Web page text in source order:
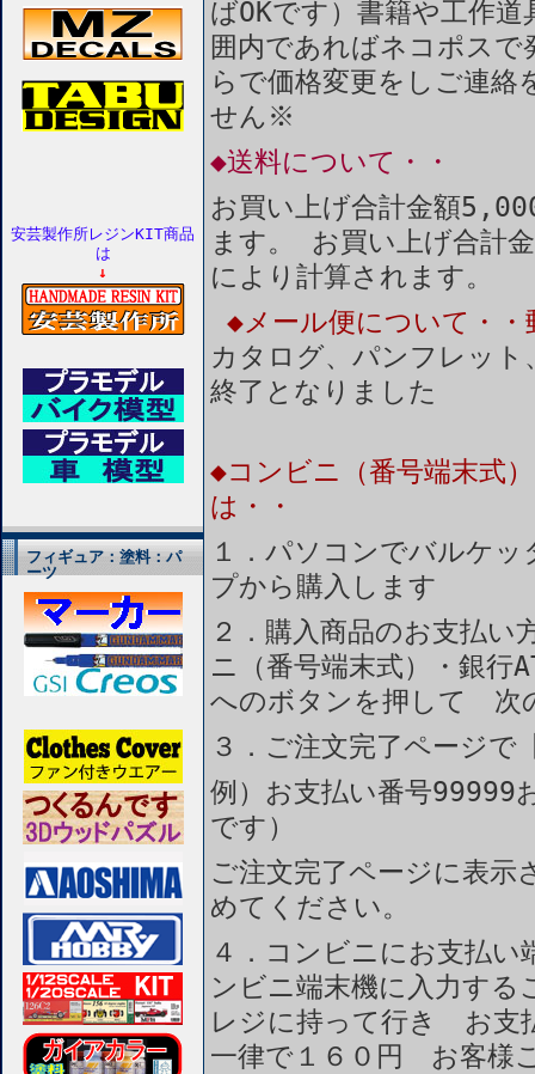
安芸製作所レジンKIT商品
は
↓
フィギュア：塗料：パ
ーツ
ばOKです）書籍や工作
囲内であればネコポス
らで価格変更をしご連
せん※
◆送料について・・
お買い上げ合計金額
ます。 お買い上げ合計
により計算されます。
◆メール便について・・
カタログ、パンフレッ
終了となりました
◆コンビニ（番号端末式
は・・
１．パソコンでバルケッ
プから購入します
２．購入商品のお支払
ニ（番号端末式）・銀
へのボタンを押して 次
３．ご注文完了ページで
例）お支払い番号
です）
ご注文完了ページに表
めてください。
４．コンビニにお支払
ンビニ端末機に入力す
レジに持って行き お支
一律で１６０円 お客様